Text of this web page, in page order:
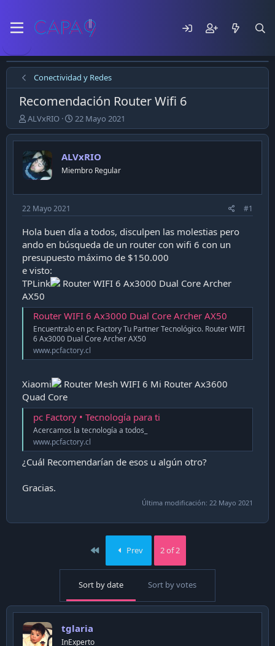
Conectividad y Redes
Recomendación Router Wifi 6
E
m
p
e
z
ó
l
t
e
m
ALVxRIO
F
e
c
a
d
p
b
l
c
a
i
n
22 Mayo 2021
ALVxRIO
Miembro Regular
22 Mayo 2021 #1
Hola buen día a todos, disculpen las molestias pero
ando en búsqueda de un router con wifi 6 con un
presupuesto máximo de $150.000
e visto:
TPLink
Router WIFI 6 Ax3000 Dual Core Archer
AX50
Router WIFI 6 Ax3000 Dual Core Archer AX50
Encuentralo en pc Factory Tu Partner Tecnológico. Router WIFI
6 Ax3000 Dual Core Archer AX50
www.pcfactory.cl
Xiaomi
Router Mesh WIFI 6 Mi Router Ax3600
Quad Core
pc Factory • Tecnología para ti
Acercamos la tecnología a todos_
www.pcfactory.cl
¿Cuál Recomendarían de esos u algún otro?
Gracias.
Última modificación: 22 Mayo 2021
First Prev 2 of 2
Sort by date Sort by votes
tglaria
InExperto